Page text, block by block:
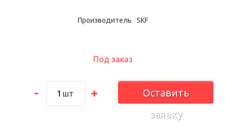
Под заказ
шт
Оставить
заявку
Производитель SKF